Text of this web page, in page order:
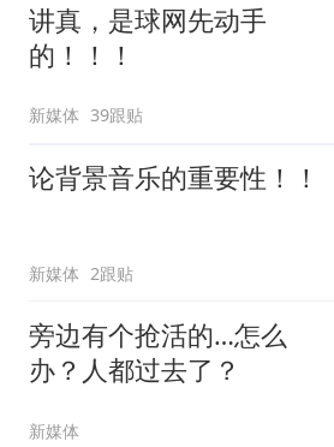
讲真，是球网先动手
的！！！
新媒体 39跟贴
论背景音乐的重要性！！
新媒体 2跟贴
旁边有个抢活的…怎么
办？人都过去了？
新媒体